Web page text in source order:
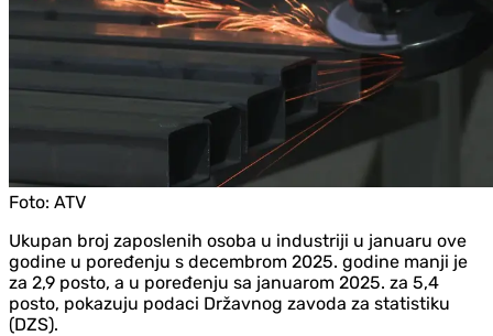
Foto: ATV
Ukupan broj zaposlenih osoba u industriji u januaru ove
godine u poređenju s decembrom 2025. godine manji je
za 2,9 posto, a u poređenju sa januarom 2025. za 5,4
posto, pokazuju podaci Državnog zavoda za statistiku
(DZS).